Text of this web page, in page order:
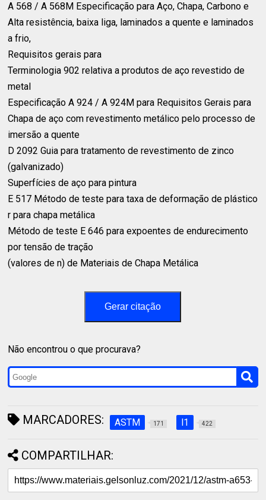
A 568 / A 568M Especificação para Aço, Chapa, Carbono e ⁣
Alta resistência, baixa liga, laminados a quente e laminados
a frio, ⁣
Requisitos gerais para⁣
Terminologia 902 relativa a produtos de aço revestido de
metal⁣
Especificação A 924 / A 924M para Requisitos Gerais para
Chapa de aço com revestimento metálico pelo processo de
imersão a quente⁣
D 2092 Guia para tratamento de revestimento de zinco
(galvanizado) ⁣
Superfícies de aço para pintura⁣
E 517 Método de teste para taxa de deformação de plástico
r para chapa metálica
Método de teste E 646 para expoentes de endurecimento
por tensão de tração⁣
(valores de n) de Materiais de Chapa Metálica⁣
Gerar citação
Não encontrou o que procurava?
MARCADORES: ASTM 171 l1 422
COMPARTILHAR: